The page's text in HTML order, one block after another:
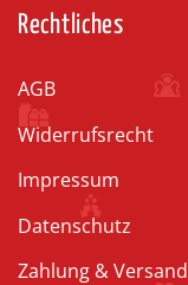
Rechtliches
AGB
Widerrufsrecht
Impressum
Datenschutz
Zahlung & Versand